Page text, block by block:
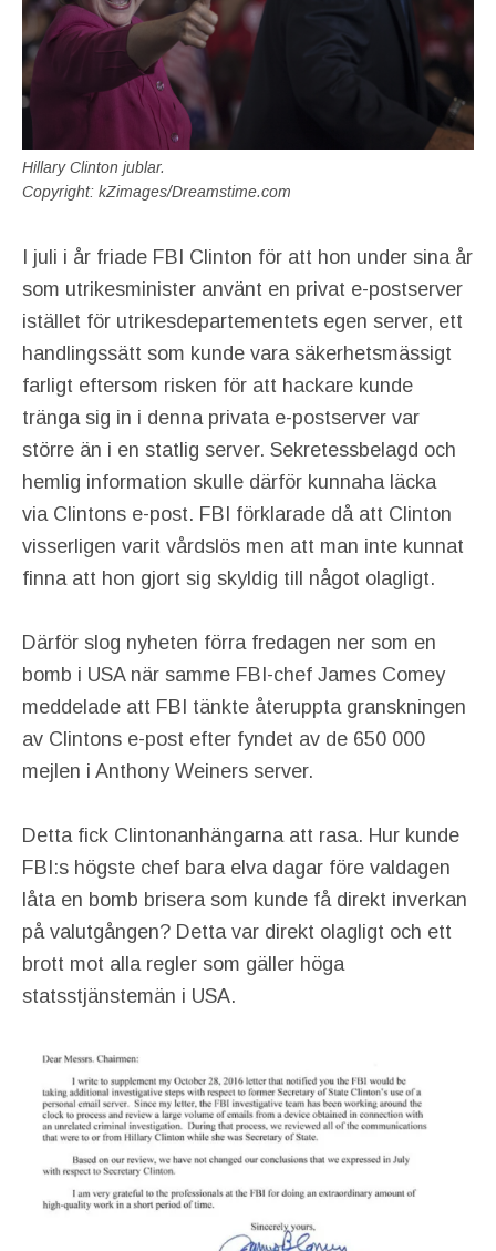
Hillary Clinton jublar.
Copyright: kZimages/Dreamstime.com
I juli i år friade FBI Clinton för att hon under sina år
som utrikesminister använt en privat e-postserver
istället för utrikesdepartementets egen server, ett
handlingssätt som kunde vara säkerhetsmässigt
farligt eftersom risken för att hackare kunde
tränga sig in i denna privata e-postserver var
större än i en statlig server. Sekretessbelagd och
hemlig information skulle därför kunnaha läcka
via Clintons e-post. FBI förklarade då att Clinton
visserligen varit vårdslös men att man inte kunnat
finna att hon gjort sig skyldig till något olagligt.
Därför slog nyheten förra fredagen ner som en
bomb i USA när samme FBI-chef James Comey
meddelade att FBI tänkte återuppta granskningen
av Clintons e-post efter fyndet av de 650 000
mejlen i Anthony Weiners server.
Detta fick Clintonanhängarna att rasa. Hur kunde
FBI:s högste chef bara elva dagar före valdagen
låta en bomb brisera som kunde få direkt inverkan
på valutgången? Detta var direkt olagligt och ett
brott mot alla regler som gäller höga
statsstjänstemän i USA.